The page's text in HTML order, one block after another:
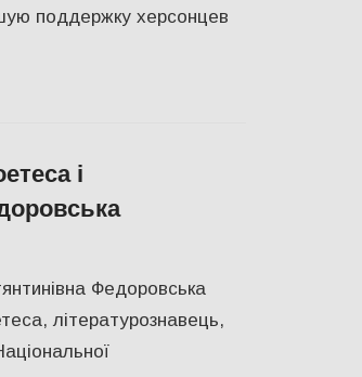
поддержку херсонцев
і
Федоровська
літературознавець,